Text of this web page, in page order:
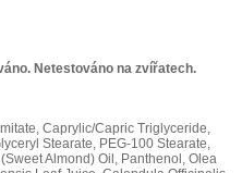
Netestováno na zvířatech.
Caprylic/Capric Triglyceride,
Stearate, PEG-100 Stearate,
Almond) Oil, Panthenol, Olea